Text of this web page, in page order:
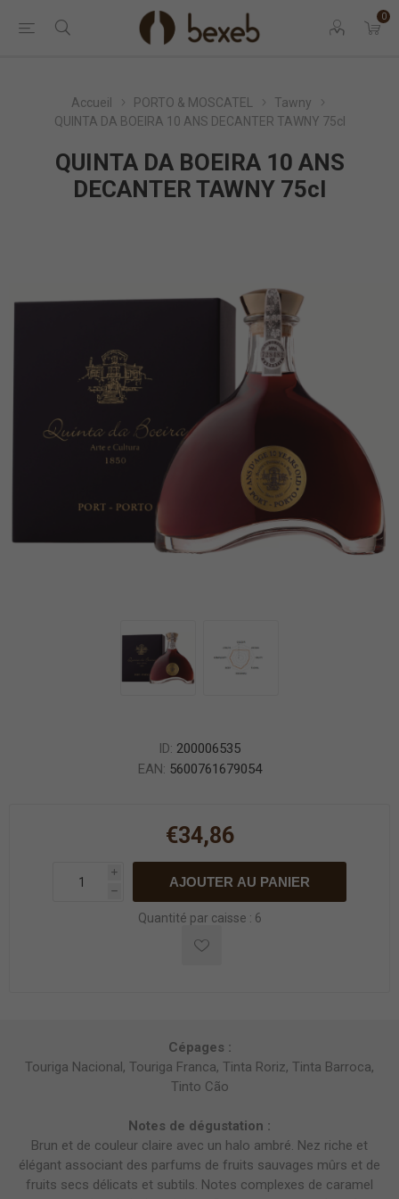
0
Accueil PORTO & MOSCATEL
Tawny
QUINTA DA BOEIRA 10 ANS DECANTER TAWNY 75cl
QUINTA DA BOEIRA 10 ANS
DECANTER TAWNY 75cl
ID: 200006535
EAN: 5600761679054
€34,86
i
h
AJOUTER AU PANIER
Quantité par caisse : 6
Cépages :
Touriga Nacional, Touriga Franca, Tinta Roriz, Tinta Barroca,
Tinto Cão
Notes de dégustation :
Brun et de couleur claire avec un halo ambré. Nez riche et
élégant associant des parfums de fruits sauvages mûrs et de
fruits secs délicats et subtils. Notes complexes de caramel